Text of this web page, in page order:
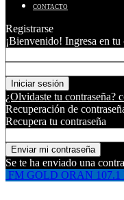
CONTACTO
Registrarse
¡Bienvenido! Ingresa en tu
¿Olvidaste tu contraseña?
Recuperación de
Recupera tu contraseña
Se te ha enviado una
FM GOLD ORAN 107.1